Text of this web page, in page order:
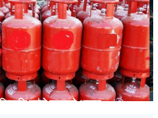
बढ्यो ग्यासको आयात